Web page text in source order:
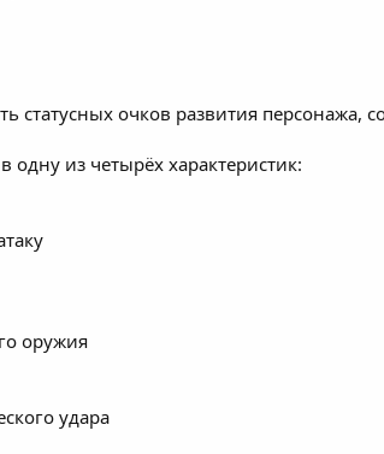
статусных очков развития персонажа,
одну из четырёх характеристик:
оружия
удара